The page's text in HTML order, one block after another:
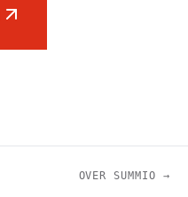
OVER SUMMIO →